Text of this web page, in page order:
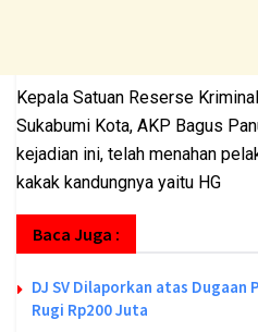
Kepala Satuan Reserse
Sukabumi Kota, AKP Bagus
kejadian ini, telah menahan
kakak kandungnya yaitu HG
Baca Juga :
DJ SV Dilaporkan atas Dugaan
Rugi Rp200 Juta